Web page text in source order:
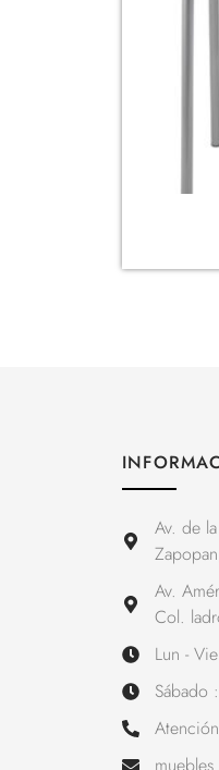
Av. de
Av.
Col.
Lun -
Sábado